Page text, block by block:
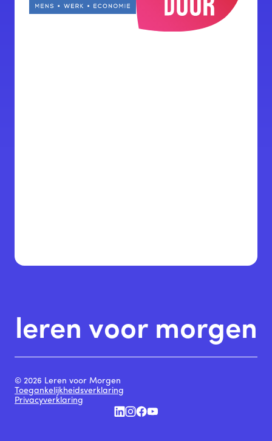
leren voor morgen
© 2026 Leren voor Morgen
Toegankelijkheidsverklaring
Privacyverklaring